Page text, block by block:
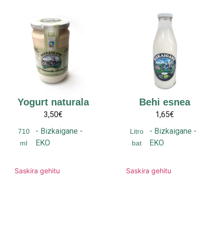
Yogurt naturala
3,50€
710
ml
- Bizkaigane -
EKO
Saskira gehitu
Behi esnea
1,65€
Litro
bat
- Bizkaigane -
EKO
Saskira gehitu